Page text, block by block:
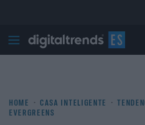
Digital Trends Español
HOME CASA INTELIGENTE
EVERGREENS